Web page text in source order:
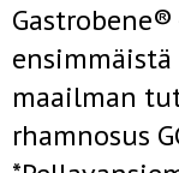
maailman
rhamnosus